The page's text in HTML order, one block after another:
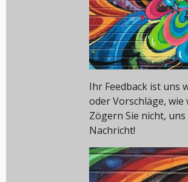
Ihr Feedback ist uns
oder Vorschläge,
Zögern Sie nicht,
Nachricht!